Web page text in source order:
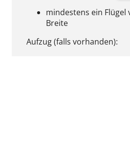
mindestens ein Flügel
Breite
Aufzug (falls vorhanden):